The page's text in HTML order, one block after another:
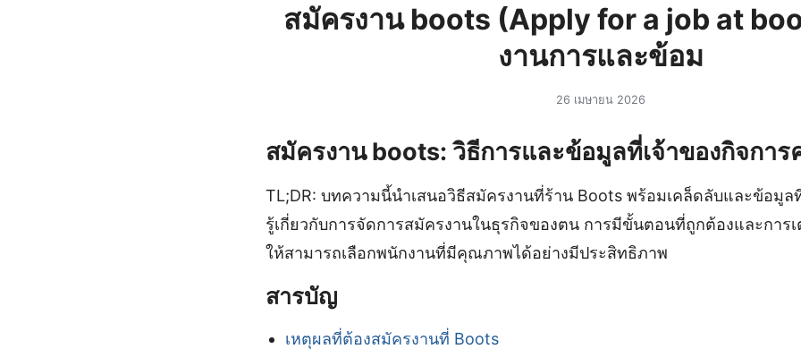
สมัครงาน boots (Apply for a job at
งานการและข้อม
26 เมษายน 2026
สมัครงาน boots: วิธีการและข้อมูลที่เจ้าของกิจการ
TL;DR: บทความนี้นำเสนอวิธีสมัครงานที่ร้าน Boots พร้อมเคล็ดลับและข้อมูล
รู้เกี่ยวกับการจัดการสมัครงานในธุรกิจของตน การมีขั้นตอนที่ถูกต้องและการ
ให้สามารถเลือกพนักงานที่มีคุณภาพได้อย่างมีประสิทธิภาพ
สารบัญ
เหตุผลที่ต้องสมัครงานที่ Boots